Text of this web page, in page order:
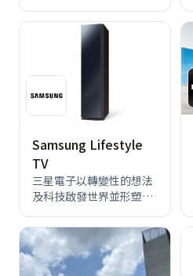
軟裝體驗與專業規劃，喚
醒空間獨有的本然⾯貌。
<br> 透過全⽅位客製化服
⾯貌，從使⽤者的情感為
出發點，展開和婉並雋永
的夢想藍圖，使理想交織
<br> 空間，不只是⼀棟⽣
硬的建築，⽽是和諧醇厚
的視覺設計，摒除華麗多
餘的修飾，構築溫柔踏實
連結，縷述空間與⼈的故
事。<br> ⾊彩與調性的鋪
成與琢磨，給居住者無盡
的想像，適切調配各式⼈
Samsung Lifestyle
TV
三星電子以轉變性的想法
及科技啟發世界並形塑未
視、智慧型手機、穿戴式
裝置、平板、數位家電、
行動通訊系統、記憶體、